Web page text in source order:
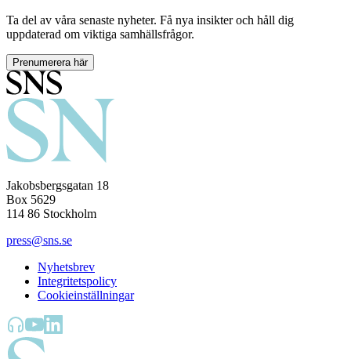
Ta del av våra senaste nyheter. Få nya insikter och håll dig
uppdaterad om viktiga samhällsfrågor.
Prenumerera här
Jakobsbergsgatan 18
Box 5629
114 86 Stockholm
press@sns.se
Nyhetsbrev
Integritetspolicy
Cookieinställningar